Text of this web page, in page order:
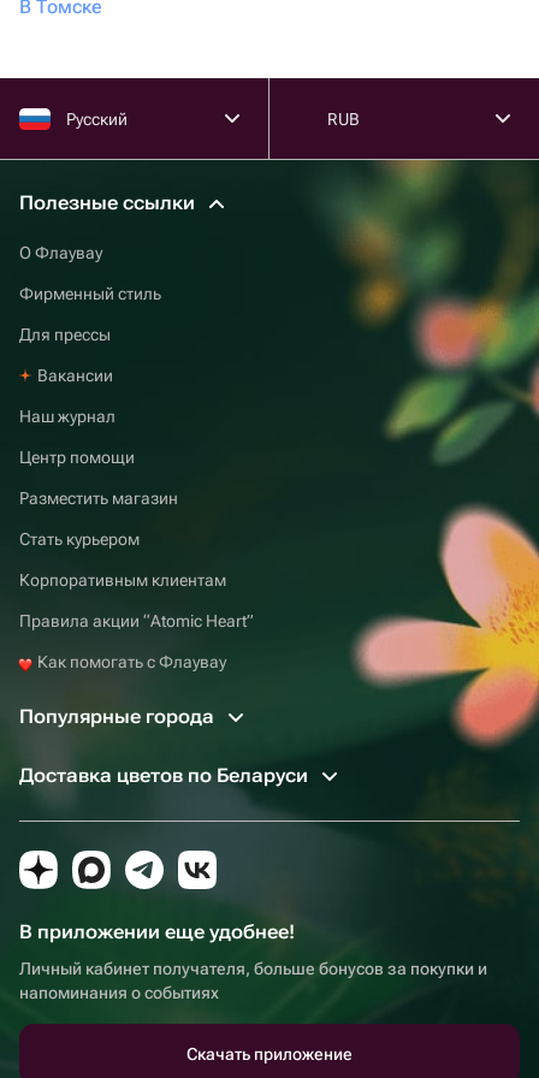
В Томске
Русский RUB
Полезные ссылки
О Флаувау
Фирменный стиль
Для прессы
Вакансии
Наш журнал
Центр помощи
Разместить магазин
Стать курьером
Корпоративным клиентам
Правила акции “Atomic Heart”
Как помогать с Флаувау
Популярные города
Доставка цветов по Беларуси
В приложении еще удобнее!
Личный кабинет получателя, больше бонусов за покупки и
напоминания о событиях
Скачать приложение